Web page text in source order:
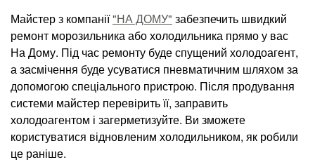
Майстер з компанії"НА ДОМУ" забезпечить швидкий
ремонт морозильника або холодильника прямо у вас
На Дому. Під час ремонту буде спущений холодоагент,
а засмічення буде усуватися пневматичним шляхом за
допомогою спеціального пристрою. Після продування
системи майстер перевірить її, заправить
холодоагентом і загерметизуйте. Ви зможете
користуватися відновленим холодильником, як робили
це раніше.